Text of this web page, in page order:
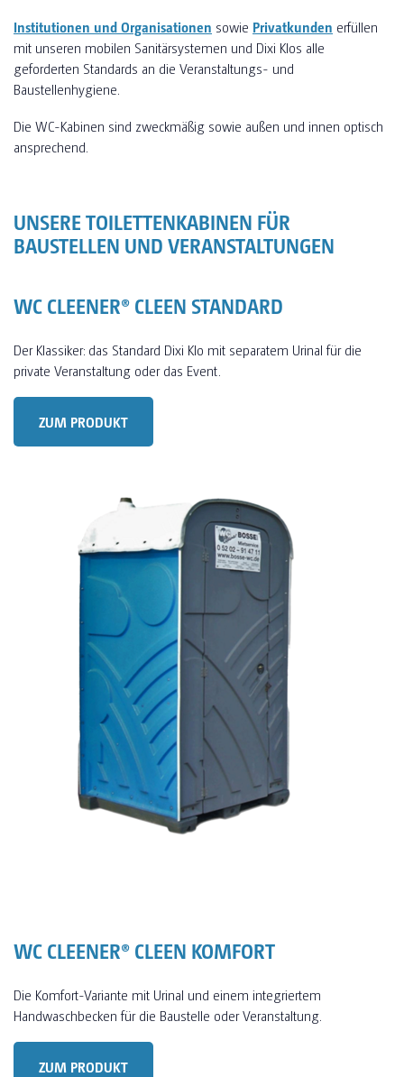
Institutionen und Organisationen sowie Privatkunden erfüllen
mit unseren mobilen Sanitärsystemen und Dixi Klos alle
geforderten Standards an die Veranstaltungs- und
Baustellenhygiene.
Die WC-Kabinen sind zweckmäßig sowie außen und innen optisch
ansprechend.
UNSERE TOILETTENKABINEN FÜR
BAUSTELLEN UND VERANSTALTUNGEN
WC CLEENER® CLEEN STANDARD
Der Klassiker: das Standard Dixi Klo mit separatem Urinal für die
private Veranstaltung oder das Event.
ZUM PRODUKT
WC CLEENER® CLEEN KOMFORT
Die Komfort-Variante mit Urinal und einem integriertem
Handwaschbecken für die Baustelle oder Veranstaltung.
ZUM PRODUKT